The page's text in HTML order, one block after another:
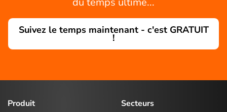
Suivez le temps maintenant - c'est GRATUIT
!
Produit
Secteurs